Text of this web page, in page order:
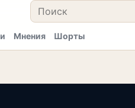
Мнения Шорты